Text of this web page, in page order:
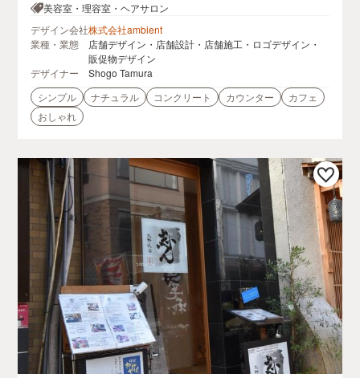
美容室・理容室・ヘアサロン
デザイン会社株式会社ambient
業種・業態
店舗デザイン・店舗設計・店舗施工・ロゴデザイン・
販促物デザイン
デザイナー
Shogo Tamura
シンプル
ナチュラル コンクリート カウンター
カフェ
おしゃれ